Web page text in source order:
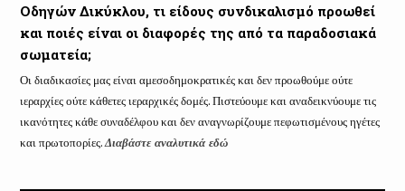
Οδηγών Δικύκλου, τι είδους συνδικαλισμό προωθεί
και ποιές είναι οι διαφορές της από τα παραδοσιακά
σωματεία;
Οι διαδικασίες μας είναι αμεσοδημοκρατικές και δεν προωθούμε ούτε
ιεραρχίες ούτε κάθετες ιεραρχικές δομές. Πιστεύουμε και αναδεικνύουμε τις
ικανότητες κάθε συναδέλφου και δεν αναγνωρίζουμε πεφωτισμένους ηγέτες
και πρωτοπορίες.Διαβάστε αναλυτικά εδώ